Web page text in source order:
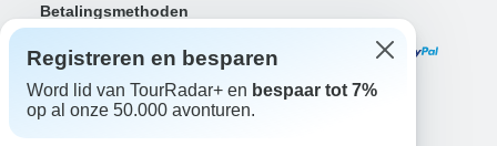
Betalingsmethoden
Registreren en besparen
Word lid van TourRadar+ en bespaar tot 7%
op al onze 50.000 avonturen.